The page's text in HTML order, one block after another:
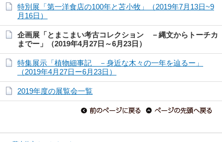
特別展「第一洋食店の100年と苫小牧」（2019年7月13日~9
月16日）
企画展「とまこまい考古コレクション －縄文からトーチカ
までー」（2019年4月27日～6月23日）
特集展示「植物細事記 －身近な木々の一年を辿るー」
（2019年4月27日ー6月23日）
2019年度の展覧会一覧